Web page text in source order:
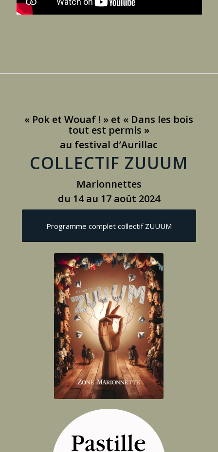
« Pok et Wouaf ! » et « Dans les bois
tout est permis »
au festival d’Aurillac
COLLECTIF ZUUUM
Marionnettes
du 14 au 17 août 2024
Programme complet collectif ZUUUM